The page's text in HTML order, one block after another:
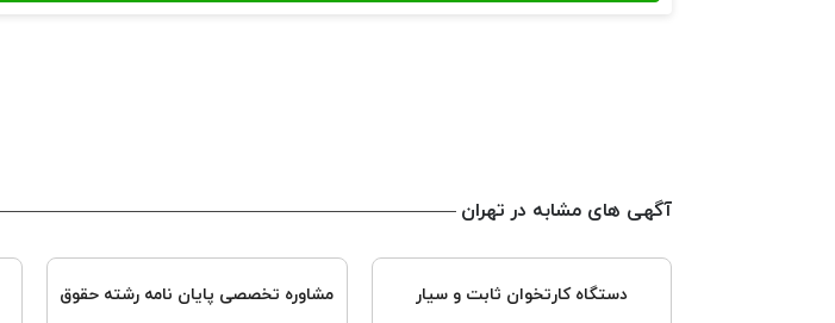
آگهی های مشابه در تهران
دستگاه کارتخوان ثابت و سیار مشاوره تخصصی پایان نامه رشته حقوق